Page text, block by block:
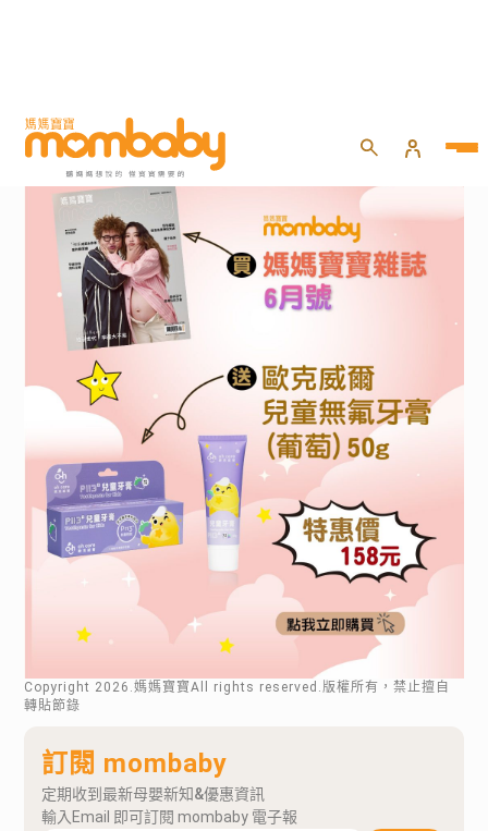
Copyright 2026 .媽媽寶寶All rights reserved.版權所有，禁止擅自
轉貼節錄
訂閱 mombaby
定期收到最新母嬰新知&優惠資訊
輸入Email 即可訂閱 mombaby 電子報